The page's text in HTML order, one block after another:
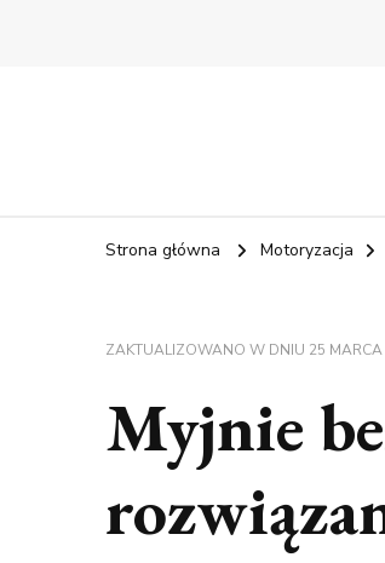
Strona główna Motoryzacja
ZAKTUALIZOWANO W DNIU 25
Myjnie